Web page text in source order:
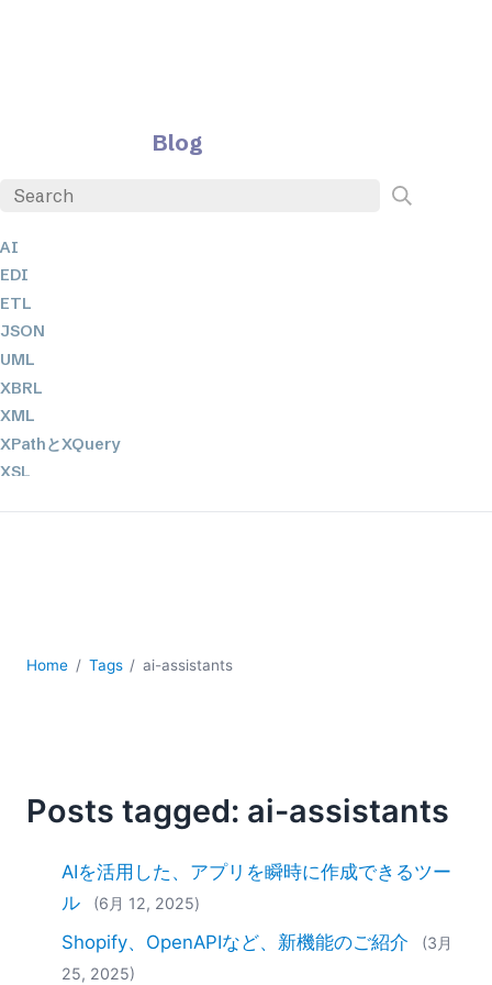
Blog
AI
EDI
ETL
JSON
UML
XBRL
XML
XPathとXQuery
XSL
規制ソリューション
2025
2024
2022
2021
2020
2019
Home Tags ai-assistants
Posts tagged: ai-assistants
AIを活用した、アプリを瞬時に作成できるツー
ル
(6月 12, 2025)
Shopify、OpenAPIなど、新機能のご紹介
(3月
25, 2025)